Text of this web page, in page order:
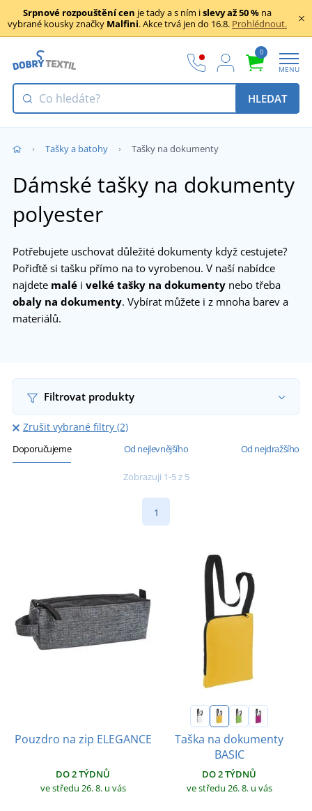
Srpnové rozpouštění cen je tady a s ním islevy až 50 % na
vybrané kousky značky Malfini. Akce trvá jen do 16.8. Prohlédnout.
0
MENU
HLEDAT
Tašky a batohy Tašky na dokumenty
Dámské tašky na dokumenty
polyester
Potřebujete uschovat důležité dokumenty když cestujete?
Pořiďtě si tašku přímo na to vyrobenou. V naší nabídce
najdete malé i velké tašky na dokumenty nebo třeba
obaly na dokumenty. Vybírat můžete i z mnoha barev a
materiálů.
Filtrovat produkty
Zrušit vybrané filtry (2)
Doporučujeme Od nejlevnějšího Od nejdražšího
Zobrazuji 1-5 z 5
1
Pouzdro na zip ELEGANCE
DO 2 TÝDNŮ
ve středu 26. 8. u vás
Taška na dokumenty
BASIC
DO 2 TÝDNŮ
ve středu 26. 8. u vás